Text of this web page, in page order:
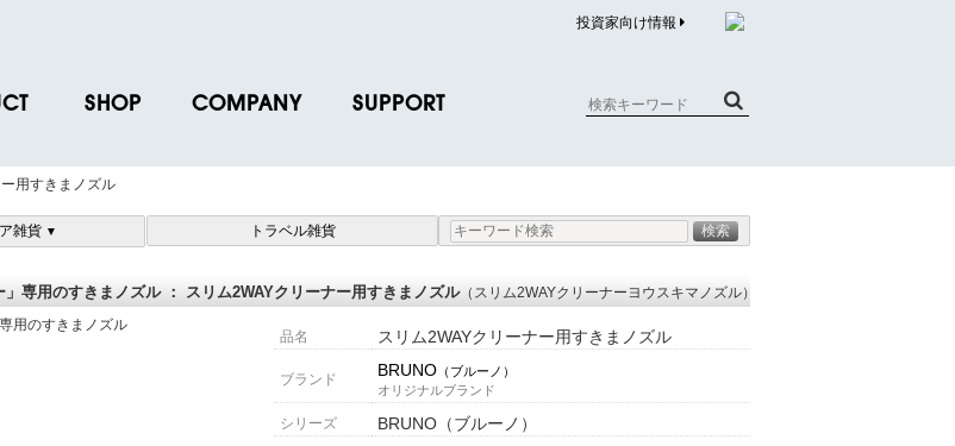
投資家向け情報
ータ
ッズ
員認証
SHOP
オンラインショップ一覧
BRUNO POINT SERVICE
COMPANY
リクルート
SUPPORT
各種お問い合わせ
用すきまノズル
雑貨 ▼ トラベル雑貨
専用のすきまノズル ： スリム2WAYクリーナー用すきまノズル（スリム2WAYクリーナーヨウスキマノズル）
品名 スリム2WAYクリーナー用すきまノズル
ブランド BRUNO （ブルーノ）
オリジナルブランド
シリーズ BRUNO（ブルーノ）